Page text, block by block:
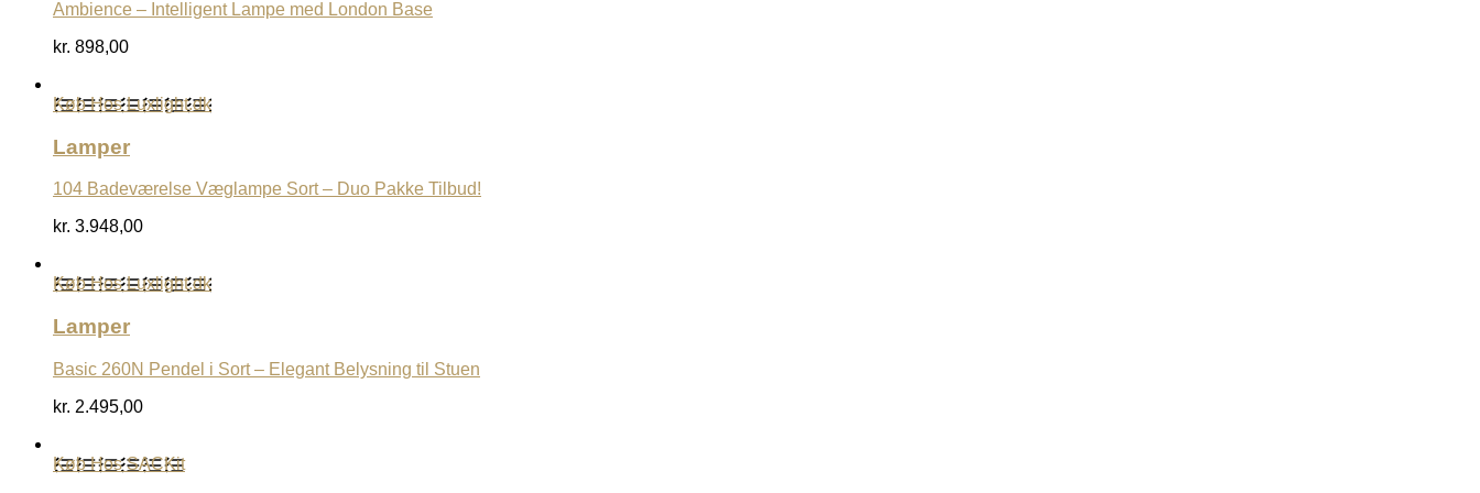
Ambience – Intelligent Lampe med London Base
kr. 898,00
Køb Hos Luxlight.dk
Lamper
104 Badeværelse Væglampe Sort – Duo Pakke Tilbud!
kr. 3.948,00
Køb Hos Luxlight.dk
Lamper
Basic 260N Pendel i Sort – Elegant Belysning til Stuen
kr. 2.495,00
Køb Hos SACKit